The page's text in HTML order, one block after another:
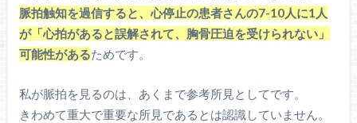
脈拍触知を過信すると、心停止の患者さんの7-10人に1人
が「心拍があると誤解されて、胸骨圧迫を受けられない」
可能性があるためです。
私が脈拍を見るのは、あくまで参考所見としてです。
きわめて重大で重要な所見であるとは認識していません。